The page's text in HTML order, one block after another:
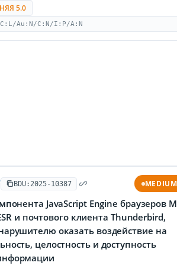
5.0
Au:N/C:N/I:P/A:N
BDU:2025-10387 MEDIUM
JavaScript Engine браузеров
и почтового клиента Thunderbird,
оказать воздействие на
целостность и доступность